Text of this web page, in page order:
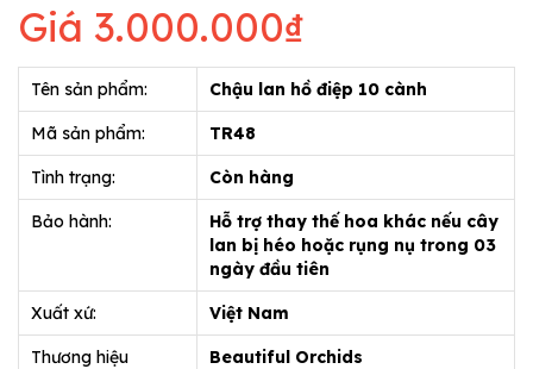
Giá 3.000.000₫
Tên sản phẩm: Chậu lan hồ điệp 10 cành
Mã sản phẩm: TR48
Tình trạng: Còn hàng
Bảo hành:
Hỗ trợ thay thế hoa khác nếu cây
lan bị héo hoặc rụng nụ trong 03
ngày đầu tiên
Xuất xứ: Việt Nam
Thương hiệu Beautiful Orchids